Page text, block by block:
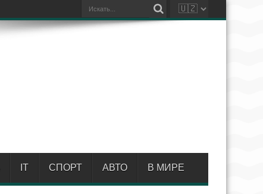
IT СПОРТ АВТО В МИРЕ